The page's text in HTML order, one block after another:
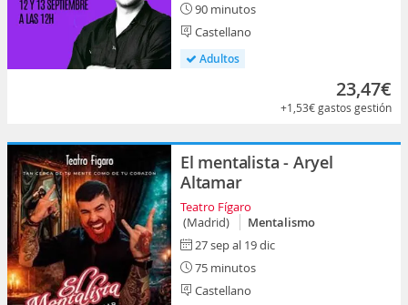
90 minutos
Castellano
Adultos
23,47€
+1,53€gastos gestión
El mentalista - Aryel
Altamar
Teatro Fígaro
(Madrid)
Mentalismo
27 sep al 19 dic
75 minutos
Castellano